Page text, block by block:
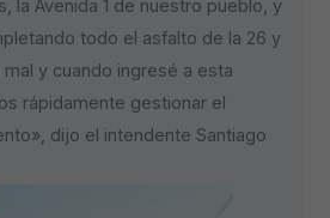
la Avenida 1 de nuestro pueblo, y
todo el asfalto de la 26 y
y cuando ingresé a esta
rápidamente gestionar el
dijo el intendente Santiago